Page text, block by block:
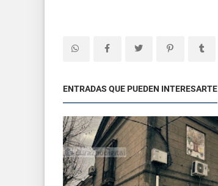
ENTRADAS QUE PUEDEN INTERESARTE